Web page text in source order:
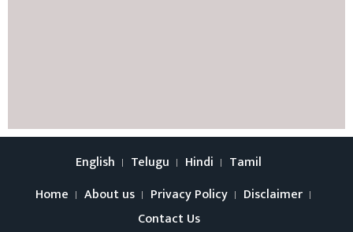
English Telugu Hindi
Tamil
Home
About us Privacy Policy
Disclaimer
Contact Us